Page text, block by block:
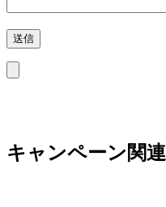
キャンペーン関連